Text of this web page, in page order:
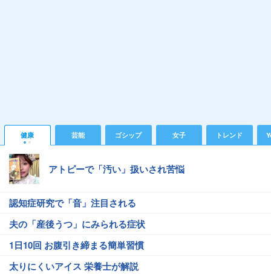
健康 芸能 ゴシップ 女子 トレンド
アトピーで「汚い」扱いされ苦悩
認知症研究で「音」注目される
夫の「産後うつ」にみられる症状
1日10回 お腹引き締まる簡単習慣
太りにくいアイス 栄養士が解説